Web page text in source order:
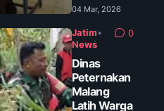
04 Mar, 2026
Jatim•
News
0
Dinas
Peternakan
Malang
Latih Warga